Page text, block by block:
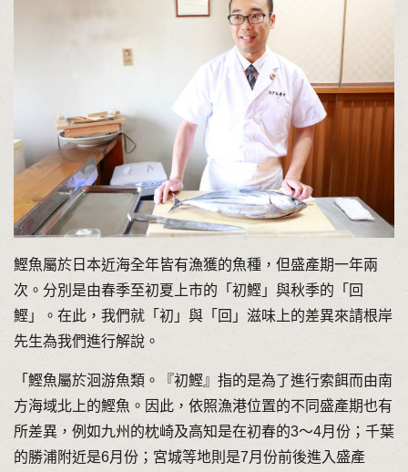
鰹魚屬於日本近海全年皆有漁獲的魚種，但盛產期一年兩
次。分別是由春季至初夏上市的「初鰹」與秋季的「回
鰹」。在此，我們就「初」與「回」滋味上的差異來請根岸
先生為我們進行解說。
「鰹魚屬於洄游魚類。『初鰹』指的是為了進行索餌而由南
方海域北上的鰹魚。因此，依照漁港位置的不同盛產期也有
所差異，例如九州的枕崎及高知是在初春的3〜4月份；千葉
的勝浦附近是6月份；宮城等地則是7月份前後進入盛產